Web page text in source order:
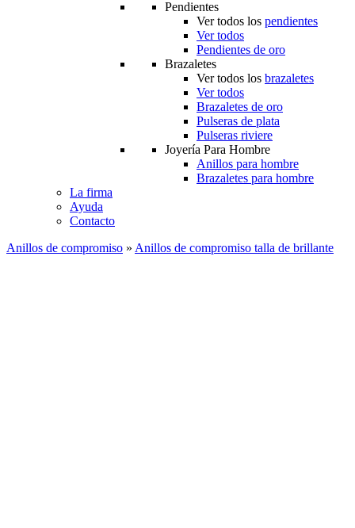
Pendientes
Ver todos los pendientes
Ver todos
Pendientes de oro
Brazaletes
Ver todos los brazaletes
Ver todos
Brazaletes de oro
Pulseras de plata
Pulseras riviere
Joyería Para Hombre
Anillos para hombre
Brazaletes para hombre
La firma
Ayuda
Contacto
Anillos de compromiso » Anillos de compromiso talla de brillante